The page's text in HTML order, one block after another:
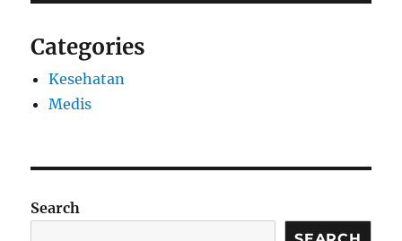
Categories
Kesehatan
Medis
Search